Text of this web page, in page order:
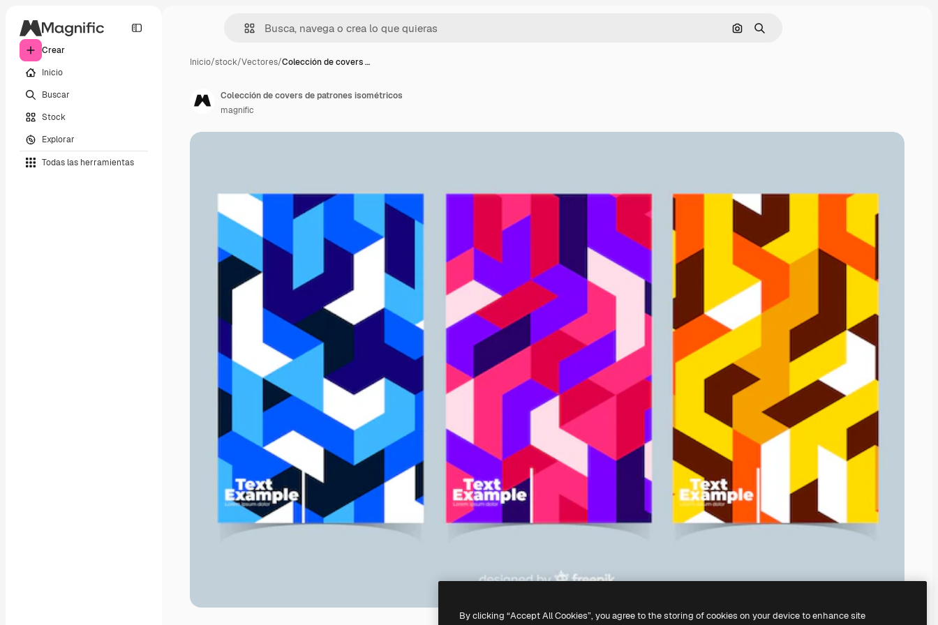
Crear
Inicio
Buscar
Stock
Explorar
Todas las herramientas
Buscar por imagen
Buscar
Inicio/stock/Vectores/Colección de covers …
Colección de covers de patrones isométricos
magnific
By clicking “Accept All Cookies”, you agree to the storing of cookies on your device to enhance site